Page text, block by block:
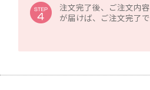
注文完了後、ご注文内
が届けば、ご注文完了で